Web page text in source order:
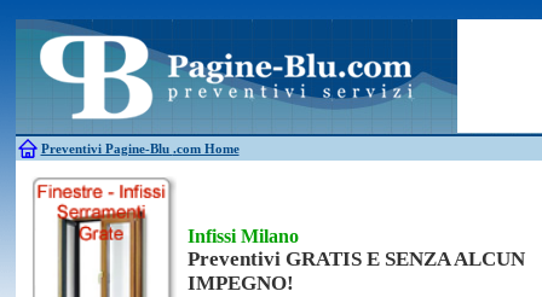
Preventivi Pagine-Blu .com Home
Antifurti
Allarme
Bagni chimici
Edilizia Giardinieri
Caldaie
Falegnami Idraulici
Canne fumarie
Parquet
Infissi Milano
Preventivi GRATIS E SENZA ALCUN
IMPEGNO!